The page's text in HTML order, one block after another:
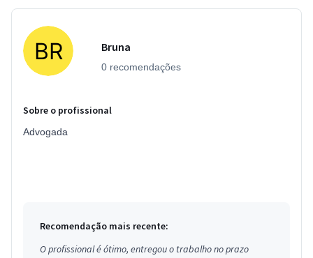
Bruna
0 recomendações
Sobre o profissional
Advogada
Recomendação mais recente:
O profissional é ótimo, entregou o trabalho no prazo